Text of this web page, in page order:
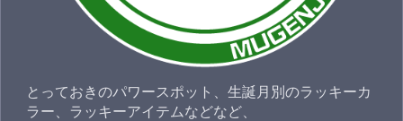
とっておきのパワースポット、生誕月別のラッキーカ
ラー、ラッキーアイテムなどなど、